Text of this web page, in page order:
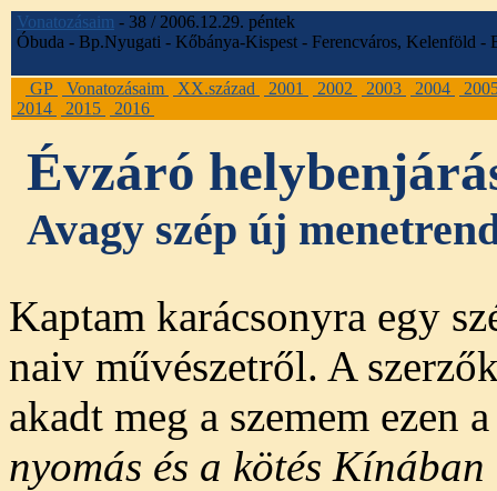
Vonatozásaim - 38 / 2006.12.29. péntek
Óbuda - Bp.Nyugati - Kőbánya-Kispest - Ferencváros, Kelenföld -
GP Vonatozásaim XX.század 2001 2002 2003 2004
2014
2015 2016
Évzáró
Avagy szép új
Kaptam karácsonyra egy
naiv művészetről. A
akadt meg a szemem ezen
nyomás és a kötés Kínában